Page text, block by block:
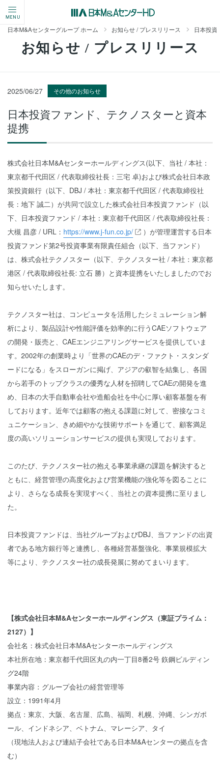
MENU
日本M&Aセンターグループ ホーム お知らせ / プレスリリース 日本投
お知らせ / プレスリリース
2025/06/27 その他のお知らせ
日本投資ファンド、テクノスターと資本
提携
株式会社日本M&Aセンターホールディングス(以下、当社 / 本社：
東京都千代田区 / 代表取締役社長：三宅 卓)および株式会社日本政
策投資銀行（以下、DBJ / 本社：東京都千代田区 / 代表取締役社
長：地下 誠二）が共同で設立した株式会社日本投資ファンド（以
下、日本投資ファンド / 本社：東京都千代田区 / 代表取締役社長：
大槻 昌彦 / URL： https://www.j-fun.co.jp/
）が管理運営する日本
投資ファンド第2号投資事業有限責任組合（以下、当ファンド）
は、株式会社テクノスター（以下、テクノスター社 / 本社：東京都
港区 / 代表取締役社長: 立石 勝）と資本提携をいたしましたのでお
知らせいたします。
テクノスター社は、コンピュータを活用したシミュレーション解
析により、製品設計や性能評価を効率的に行うCAEソフトウェア
の開発・販売と、CAEエンジニアリングサービスを提供していま
す。2002年の創業時より「世界のCAEのデ・ファクト・スタンダ
ードになる」をスローガンに掲げ、アジアの叡智を結集し、各国
から若手のトップクラスの優秀な人材を招聘してCAEの開発を進
め、日本の大手自動車会社や造船会社を中心に厚い顧客基盤を有
しております。近年では顧客の抱える課題に対して、密接なコミ
ュニケーション、きめ細やかな技術サポートを通じて、顧客満足
度の高いソリューションサービスの提供も実現しております。
このたび、テクノスター社の抱える事業承継の課題を解決すると
ともに、経営管理の高度化および営業機能の強化等を図ることに
より、さらなる成長を実現すべく、当社との資本提携に至りまし
た。
日本投資ファンドは、当社グループおよびDBJ、当ファンドの出資
者である地方銀行等と連携し、各種経営基盤強化、事業規模拡大
等により、テクノスター社の成長発展に努めてまいります。
【株式会社日本M&Aセンターホールディングス（東証プライム：
2127）】
会社名：株式会社日本M&Aセンターホールディングス
本社所在地：東京都千代田区丸の内一丁目8番2号 鉃鋼ビルディン
グ24階
事業内容：グループ会社の経営管理等
設立：1991年4月
拠点：東京、大阪、名古屋、広島、福岡、札幌、沖縄、シンガポ
ール、インドネシア、ベトナム、マレーシア、タイ
（現地法人および連結子会社である日本M&Aセンターの拠点を含
む）